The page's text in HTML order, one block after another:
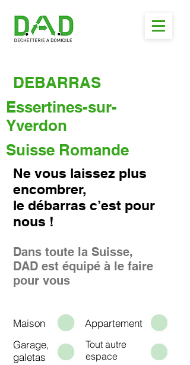
DEBARRAS
Essertines-sur-
Yverdon
Suisse Romande
Ne vous laissez plus
encombrer,
le débarras c’est pour
nous !
Dans toute la Suisse,
DAD est équipé à le faire
pour vous
Maison
Appartement
Garage,
galetas
Tout autre
espace